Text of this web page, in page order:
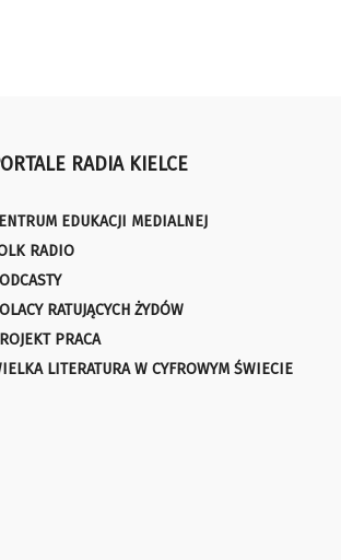
RADIA KIELCE
EDUKACJI MEDIALNEJ
RADIO
RATUJĄCYCH ŻYDÓW
PRACA
LITERATURA W CYFROWYM ŚWIECIE